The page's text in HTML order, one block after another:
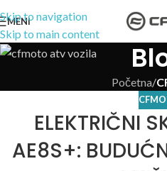
Skip to navigation
Skip to main content
MENI
Početna/
ELEKTRIČNI
AE8S+: